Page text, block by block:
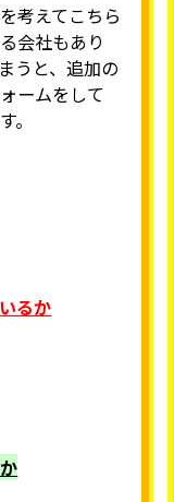
考えてこちら
会社もあり
うと、追加の
ームをして
。
るか